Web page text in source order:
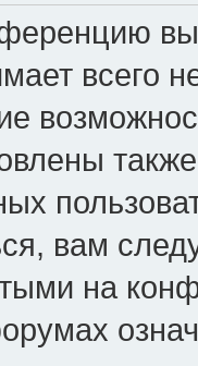
всего
вам
на